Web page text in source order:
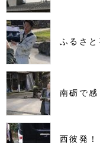
ふるさ
南砺で感
西彼発